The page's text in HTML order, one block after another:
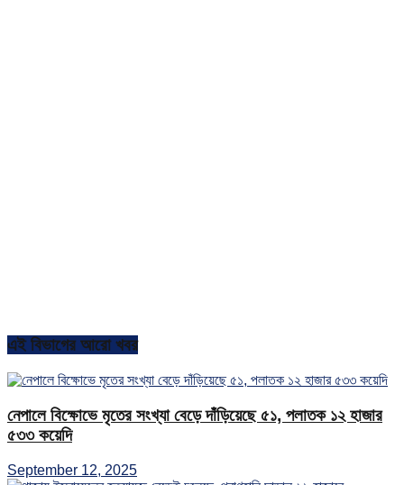
এই বিভাগের আরো খবর
নেপালে বিক্ষোভে মৃতের সংখ্যা বেড়ে দাঁড়িয়েছে ৫১, পলাতক ১২ হাজার
৫৩৩ কয়েদি
September 12, 2025